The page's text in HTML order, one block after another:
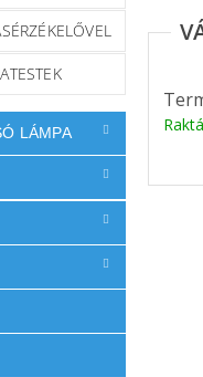
LÁMPA